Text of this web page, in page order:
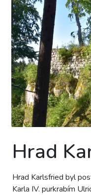
Hrad
Hrad Karlsfried byl
Karla IV. purkrabím